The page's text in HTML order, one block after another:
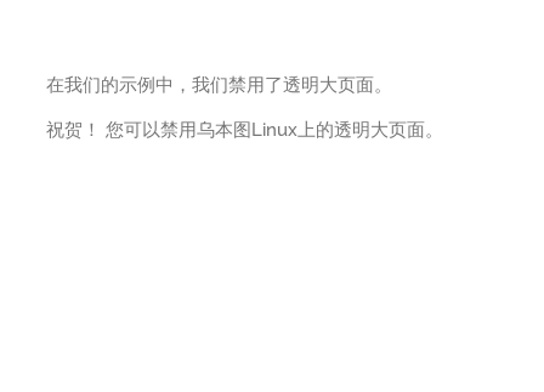
在我们的示例中，我们禁用了透明大页面。
祝贺！ 您可以禁用乌本图Linux上的透明大页面。